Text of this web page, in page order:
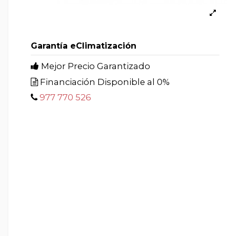
Garantía eClimatización
Mejor Precio Garantizado
Financiación Disponible al 0%
977 770 526